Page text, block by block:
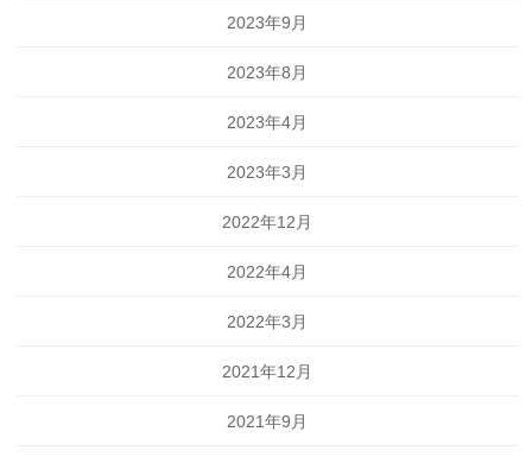
2023年9月
2023年8月
2023年4月
2023年3月
2022年12月
2022年4月
2022年3月
2021年12月
2021年9月